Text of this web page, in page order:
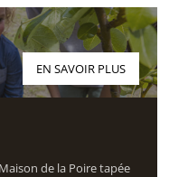
EN SAVOIR PLUS
de la Poire tapée